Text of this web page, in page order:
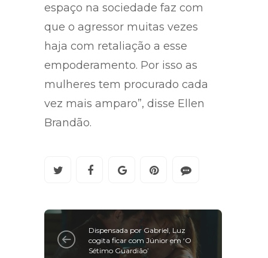
espaço na sociedade faz com
que o agressor muitas vezes
haja com retaliação a esse
empoderamento. Por isso as
mulheres tem procurado cada
vez mais amparo”, disse Ellen
Brandão.
Dispensada por Gabriel, Luz
cogita ficar com Júnior em ‘O
Sétimo Guardião’